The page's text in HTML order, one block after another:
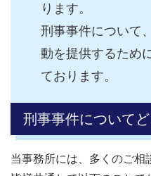
ります。
刑事事件について
動を提供するため
ております。
刑事事件について
当事務所には、多くのご相